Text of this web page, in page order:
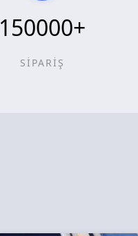
150000+
SİPARİŞ